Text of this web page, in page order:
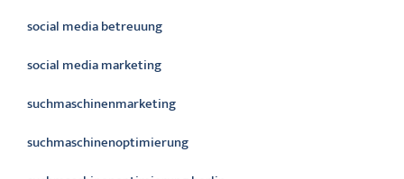
social media betreuung
social media marketing
suchmaschinenmarketing
suchmaschinenoptimierung